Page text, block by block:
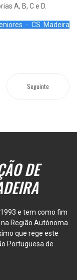
A, B, C e D.
- CS Madeira
Seguinte
DE
e tem como fim
Região Autónoma
que rege este
Portuguesa de